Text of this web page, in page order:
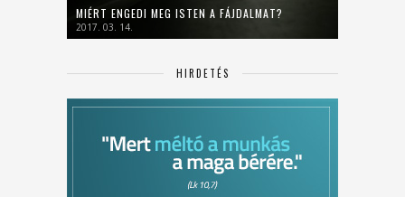
MIÉRT ENGEDI MEG ISTEN A FÁJDALMAT?
2017. 03. 14.
HIRDETÉS